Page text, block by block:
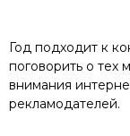
Год подходит к
поговорить о тех
внимания
рекламодателей.